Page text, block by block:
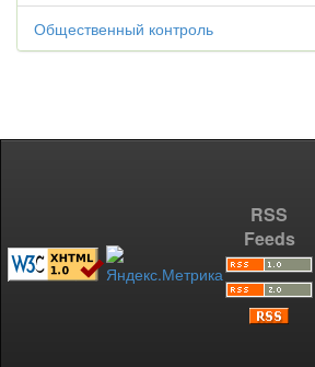
Общественный контроль
RSS
Feeds